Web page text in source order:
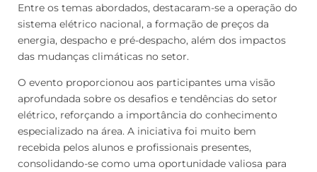
Entre os temas abordados, destacaram-se a operação do
sistema elétrico nacional, a formação de preços da
energia, despacho e pré-despacho, além dos impactos
das mudanças climáticas no setor.
O evento proporcionou aos participantes uma visão
aprofundada sobre os desafios e tendências do setor
elétrico, reforçando a importância do conhecimento
especializado na área. A iniciativa foi muito bem
recebida pelos alunos e profissionais presentes,
consolidando-se como uma oportunidade valiosa para